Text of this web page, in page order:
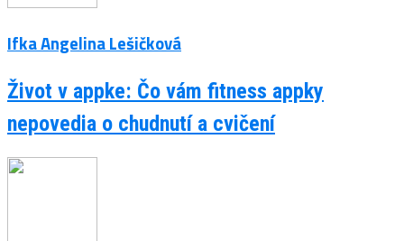
Ifka Angelina Lešičková
Život v appke: Čo vám fitness appky
nepovedia o chudnutí a cvičení